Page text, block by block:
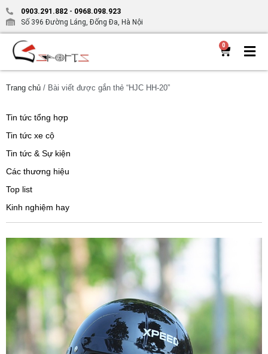
0903.291.882 - 0968.098.923
Số 396 Đường Láng, Đống Đa, Hà Nội
0
Trang chủ / Bài viết được gắn thẻ “HJC HH-20”
Tin tức tổng hợp
Tin tức xe cộ
Tin tức & Sự kiện
Các thương hiệu
Top list
Kinh nghiệm hay